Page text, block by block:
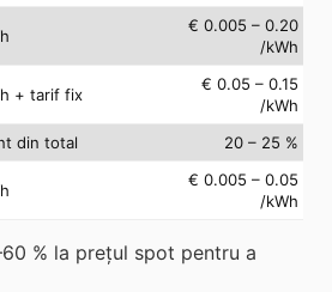
€ 0.005 – 0.20
/kWh
+ tarif fix
€ 0.05 – 0.15
/kWh
din total
20 – 25 %
€ 0.005 – 0.05
/kWh
% la prețul spot pentru a